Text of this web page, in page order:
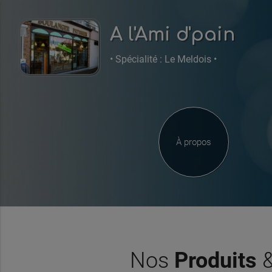
A l'Ami d'pain
• Spécialité : Le Meldois •
À propos
Nos Produits